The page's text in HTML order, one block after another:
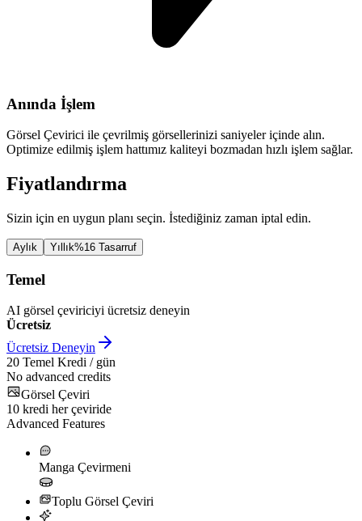
Anında İşlem
Görsel Çevirici ile çevrilmiş görsellerinizi saniyeler içinde alın.
Optimize edilmiş işlem hattımız kaliteyi bozmadan hızlı işlem sağlar.
Fiyatlandırma
Sizin için en uygun planı seçin. İstediğiniz zaman iptal edin.
Aylık Yıllık%16 Tasarruf
Temel
AI görsel çeviriciyi ücretsiz deneyin
Ücretsiz
Ücretsiz Deneyin
20 Temel Kredi / gün
No advanced credits
Görsel Çeviri
10 kredi her çeviride
Advanced Features
Manga Çevirmeni
Toplu Görsel Çeviri